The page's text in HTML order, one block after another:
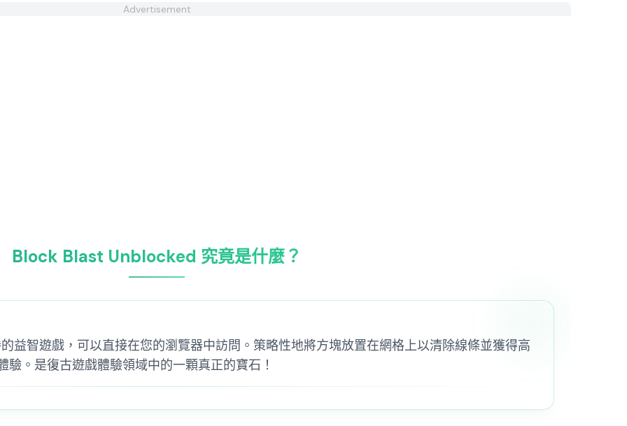
Advertisement
Block Blast Unblocked 究竟是什麼？
益智遊戲，可以直接在您的瀏覽器中訪問。策略性地將方塊放置在網格上以清除線條並獲得高
。是復古遊戲體驗領域中的一顆真正的寶石！